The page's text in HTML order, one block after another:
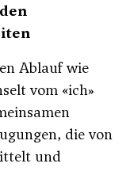
Ablauf wie
vom «ich»
die von
und